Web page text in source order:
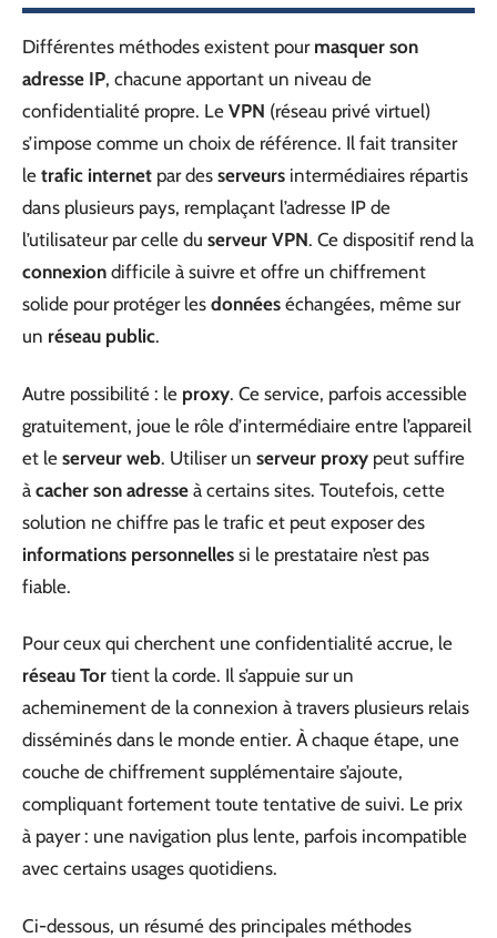
Différentes méthodes existent pour masquer son
adresse IP, chacune apportant un niveau de
confidentialité propre. Le VPN (réseau privé virtuel)
s’impose comme un choix de référence. Il fait transiter
le trafic internet par des serveurs intermédiaires répartis
dans plusieurs pays, remplaçant l’adresse IP de
l’utilisateur par celle du serveur VPN. Ce dispositif rend la
connexion difficile à suivre et offre un chiffrement
solide pour protéger les données échangées, même sur
un réseau public.
Autre possibilité : le proxy. Ce service, parfois accessible
gratuitement, joue le rôle d’intermédiaire entre l’appareil
et le serveur web. Utiliser un serveur proxy peut suffire
à cacher son adresse à certains sites. Toutefois, cette
solution ne chiffre pas le trafic et peut exposer des
informations personnelles si le prestataire n’est pas
fiable.
Pour ceux qui cherchent une confidentialité accrue, le
réseau Tor tient la corde. Il s’appuie sur un
acheminement de la connexion à travers plusieurs relais
disséminés dans le monde entier. À chaque étape, une
couche de chiffrement supplémentaire s’ajoute,
compliquant fortement toute tentative de suivi. Le prix
à payer : une navigation plus lente, parfois incompatible
avec certains usages quotidiens.
Ci-dessous, un résumé des principales méthodes